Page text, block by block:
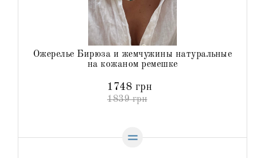
Ожерелье Бирюза и жемчужины натуральные
на кожаном ремешке
1748 грн
1839 грн